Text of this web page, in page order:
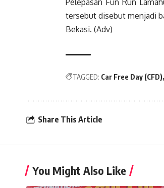
Pelepasan Fun Run
tersebut disebut menjadi
Bekasi. (Adv)
TAGGED: Car Free Day (CFD)
Share This Article
You Might Also Like